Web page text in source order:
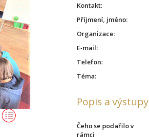
Kontakt:
Příjmení, jméno:
Organizace:
E-mail:
Telefon:
Téma:
Popis a výstupy
Čeho se podařilo v
rámci